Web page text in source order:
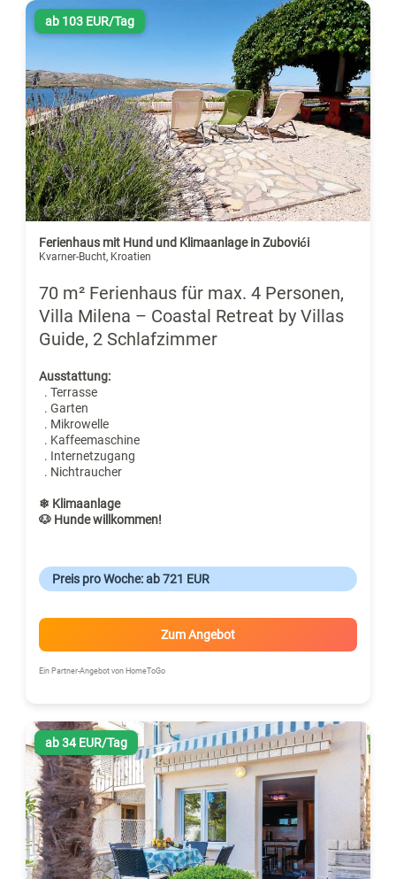
ab 103 EUR/Tag
Ferienhaus mit Hund und Klimaanlage in Zubovići
Kvarner-Bucht, Kroatien
70 m² Ferienhaus für max. 4 Personen,
Villa Milena – Coastal Retreat by Villas
Guide, 2 Schlafzimmer
Ausstattung:
. Terrasse
. Garten
. Mikrowelle
. Kaffeemaschine
. Internetzugang
. Nichtraucher
❄ Klimaanlage
🐶 Hunde willkommen!
Preis pro Woche: ab 721 EUR
Zum Angebot
Ein Partner-Angebot von HomeToGo
ab 34 EUR/Tag